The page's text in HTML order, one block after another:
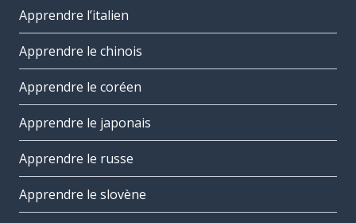
Apprendre l’italien
Apprendre le chinois
Apprendre le coréen
Apprendre le japonais
Apprendre le russe
Apprendre le slovène